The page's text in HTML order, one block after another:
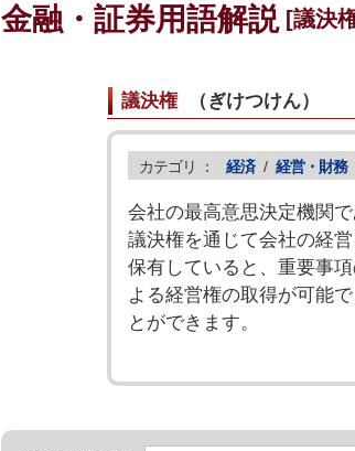
金融・証券用語解説 [議決
議決権（ぎけつけん）
カテゴリ ： 経済 / 経営・財務
会社の最高意思決定機関で
議決権を通じて会社の経
保有していると、重要事
よる経営権の取得が可能
とができます。